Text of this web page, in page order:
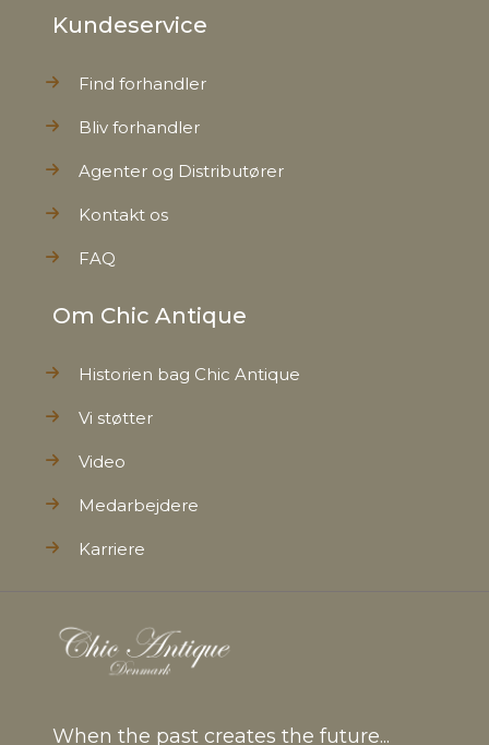
Kundeservice
Find forhandler
Bliv forhandler
Agenter og Distributører
Kontakt os
FAQ
Om Chic Antique
Historien bag Chic Antique
Vi støtter
Video
Medarbejdere
Karriere
When the past creates the future...